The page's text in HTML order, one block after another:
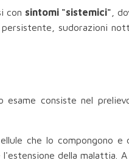
con sintomi "sistemici" ,
sudorazioni
esame consiste nel
che lo compongono e
della malattia.